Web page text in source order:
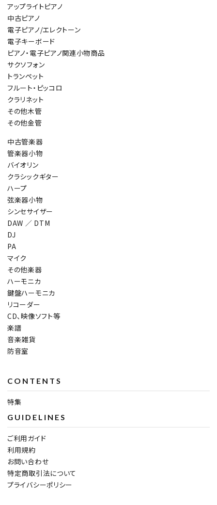
アップライトピアノ
中古ピアノ
電子ピアノ/エレクトーン
電子キーボード
ピアノ・電子ピアノ関連小物商品
サクソフォン
トランペット
フルート・ピッコロ
クラリネット
その他木管
その他金管
中古管楽器
管楽器小物
バイオリン
クラシックギター
ハープ
弦楽器小物
シンセサイザー
DAW ／ DTM
DJ
PA
マイク
その他楽器
ハーモニカ
鍵盤ハーモニカ
リコーダー
CD、映像ソフト等
楽譜
音楽雑貨
防音室
CONTENTS
特集
GUIDELINES
ご利用ガイド
利用規約
お問い合わせ
特定商取引法について
プライバシーポリシー